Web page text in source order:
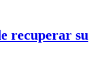
recuperar su